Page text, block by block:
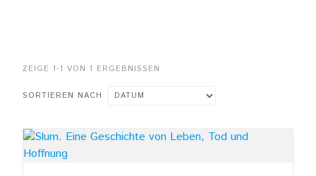
ZEIGE 1-1 VON 1 ERGEBNISSEN
SORTIEREN NACH